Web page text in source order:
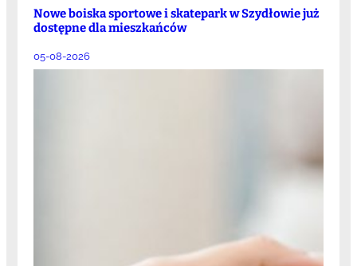
Nowe boiska sportowe i skatepark w Szydłowie już
dostępne dla mieszkańców
05-08-2026